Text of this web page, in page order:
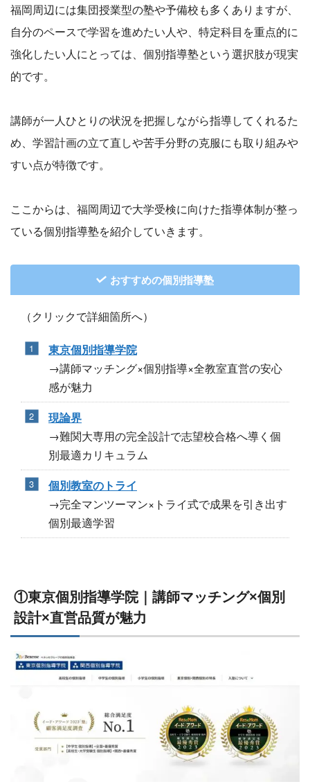
福岡周辺には集団授業型の塾や予備校も多くありますが、
自分のペースで学習を進めたい人や、特定科目を重点的に
強化したい人にとっては、個別指導塾という選択肢が現実
的です。
講師が一人ひとりの状況を把握しながら指導してくれるた
め、学習計画の立て直しや苦手分野の克服にも取り組みや
すい点が特徴です。
ここからは、福岡周辺で大学受検に向けた指導体制が整っ
ている個別指導塾を紹介していきます。
おすすめの個別指導塾
（クリックで詳細箇所へ）
東京個別指導学院
→講師マッチング×個別指導×全教室直営の安心
感が魅力
現論界
→難関大専用の完全設計で志望校合格へ導く個
別最適カリキュラム
個別教室のトライ
→完全マンツーマン×トライ式で成果を引き出す
個別最適学習
①東京個別指導学院｜講師マッチング×個別
設計×直営品質が魅力